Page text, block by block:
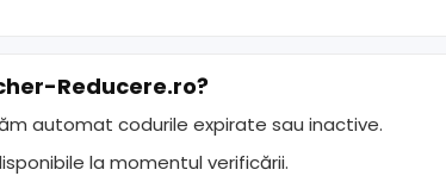
Reducere.ro?
automat codurile expirate sau inactive.
la momentul verificării.